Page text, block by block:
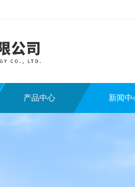
产品中心 新闻中